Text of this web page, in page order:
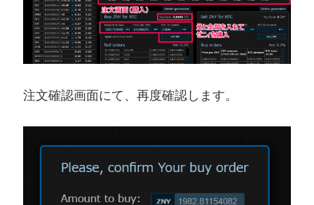
注文確認画面にて、再度確認します。